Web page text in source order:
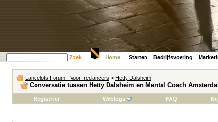
Zoek Home Starten Bedrijfsvoering
Lancelots Forum - Voor freelancers > Hetty Dalsheim
Conversatie tussen Hetty Dalsheim en Mental Coach
Registreer Weblogs FAQ